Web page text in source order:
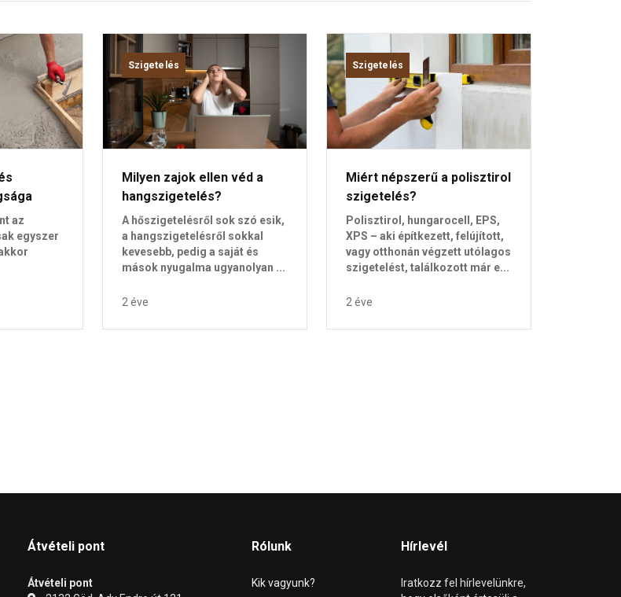
az
egyszer
Szigetelés
Milyen zajok ellen véd a
hangszigetelés?
A hőszigetelésről sok szó esik,
a hangszigetelésről sokkal
kevesebb, pedig a saját és
mások nyugalma ugyanolyan ...
2 éve
Szigetelés
Miért népszerű a polisztirol
szigetelés?
Polisztirol, hungarocell, EPS,
XPS – aki építkezett, felújított,
vagy otthonán végzett utólagos
szigetelést, találkozott már e...
2 éve
Átvételi pont
Átvételi pont
Rólunk
Kik vagyunk?
Hírlevél
Iratkozz fel hírlevelünkre,